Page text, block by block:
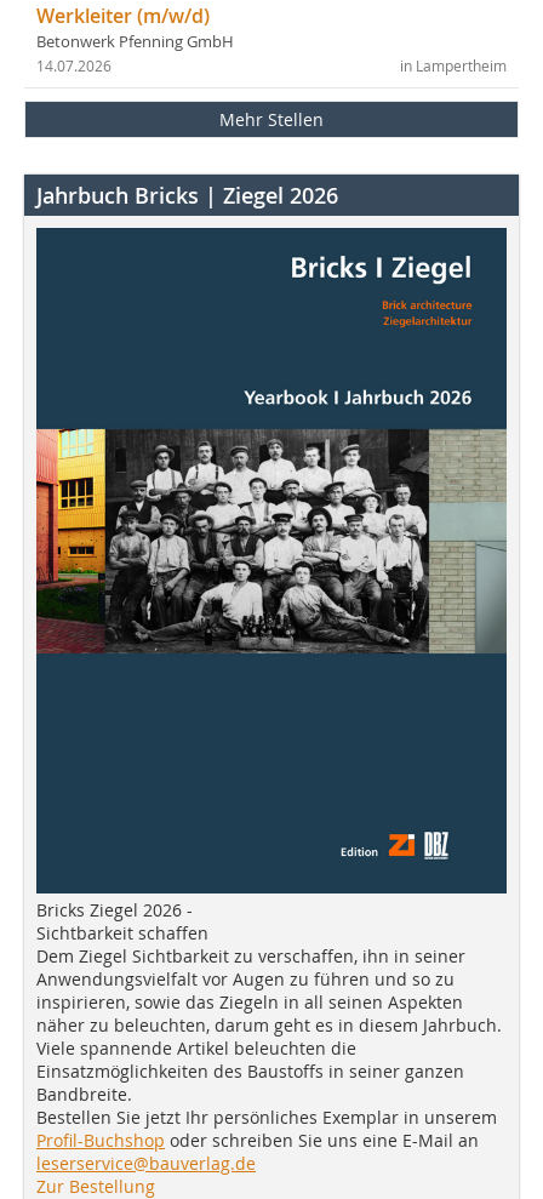
Werkleiter (m/w/d)
Betonwerk Pfenning GmbH
in Lampertheim
14.07.2026
Mehr Stellen
Jahrbuch Bricks | Ziegel 2026
Bricks Ziegel 2026 -
Sichtbarkeit schaffen
Dem Ziegel Sichtbarkeit zu verschaffen, ihn in seiner
Anwendungsvielfalt vor Augen zu führen und so zu
inspirieren, sowie das Ziegeln in all seinen Aspekten
näher zu beleuchten, darum geht es in diesem Jahrbuch.
Viele spannende Artikel beleuchten die
Einsatzmöglichkeiten des Baustoffs in seiner ganzen
Bandbreite.
Bestellen Sie jetzt Ihr persönliches Exemplar in unserem
Profil-Buchshop oder schreiben Sie uns eine E-Mail an
leserservice@bauverlag.de
Zur Bestellung